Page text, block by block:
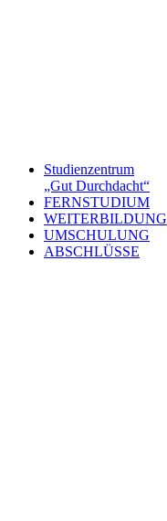
Studienzentrum
„Gut Durchdacht“
FERNSTUDIUM
WEITERBILDUNG
UMSCHULUNG
ABSCHLÜSSE